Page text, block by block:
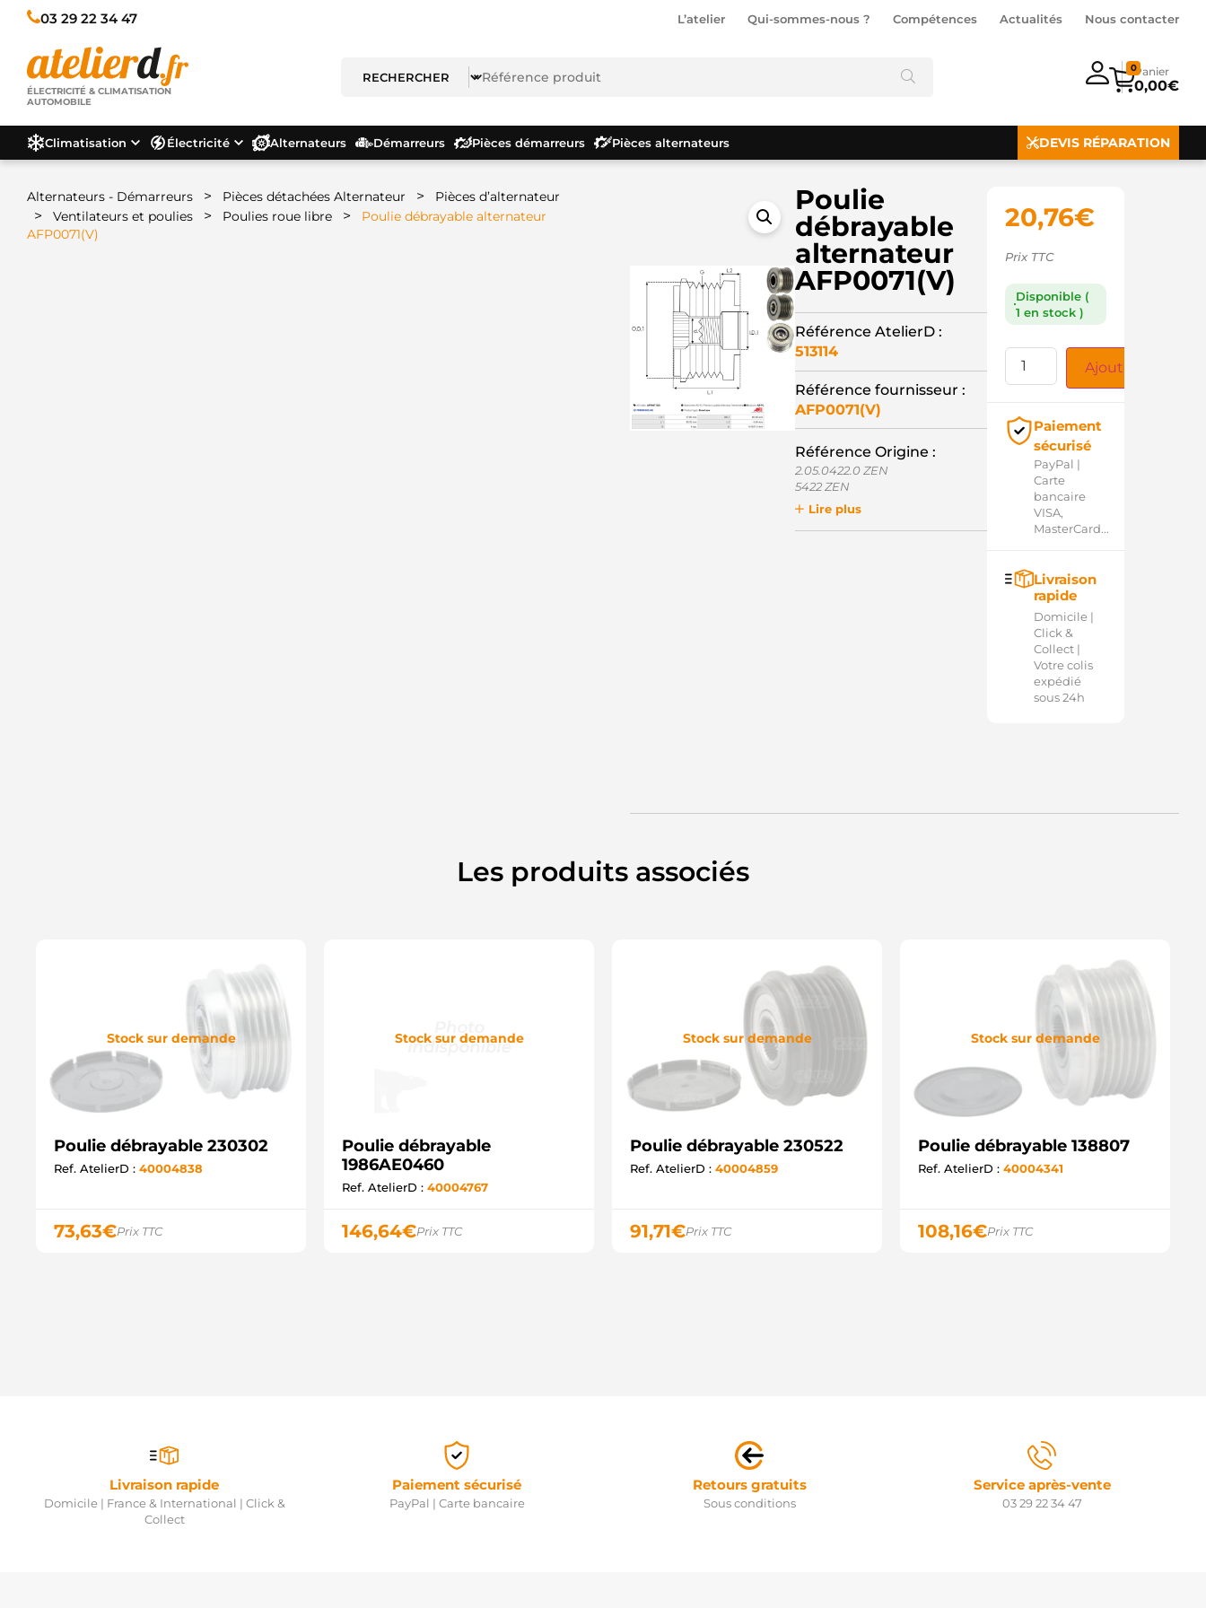
03 29 22 34 47 L’atelier Qui-sommes-nous ? Compétences Actualités Nous contacter
ÉLECTRICITÉ & CLIMATISATION
AUTOMOBILE
0,00€
0
Climatisation Électricité Alternateurs Démarreurs Pièces démarreurs Pièces alternateurs DEVIS RÉPARATION
Alternateurs - Démarreurs > Pièces détachées Alternateur > Pièces d’alternateur
> Ventilateurs et poulies > Poulies roue libre >
Poulie débrayable alternateur
AFP0071(V)
Poulie
débrayable
alternateur
AFP0071(V)
Référence AtelierD :
513114
Référence fournisseur :
AFP0071(V)
Référence Origine :
2.05.0422.0 ZEN
5422 ZEN
EC4033 WOODAUTO
F-2269625 INA
F-2269628 INA
Lire plus
20,76€
Prix TTC
Disponible (
1 en stock )
Ajouter au
Paiement
sécurisé
PayPal |
Carte
bancaire
VISA,
MasterCard...
Livraison
rapide
Domicile |
Click &
Collect |
Votre colis
expédié
sous 24h
Les produits associés
Stock sur demande
Poulie débrayable 230302
Ref. AtelierD : 40004838
73,63€Prix TTC
Stock sur demande
Poulie débrayable
1986AE0460
Ref. AtelierD : 40004767
146,64€Prix TTC
Stock sur demande
Poulie débrayable 230522
Ref. AtelierD : 40004859
91,71€Prix TTC
Stock sur demande
Poulie débrayable 138807
Ref. AtelierD : 40004341
108,16€Prix TTC
Livraison rapide
Domicile | France & International | Click &
Collect
Paiement sécurisé
PayPal | Carte bancaire
Retours gratuits
Sous conditions
Service après-vente
03 29 22 34 47